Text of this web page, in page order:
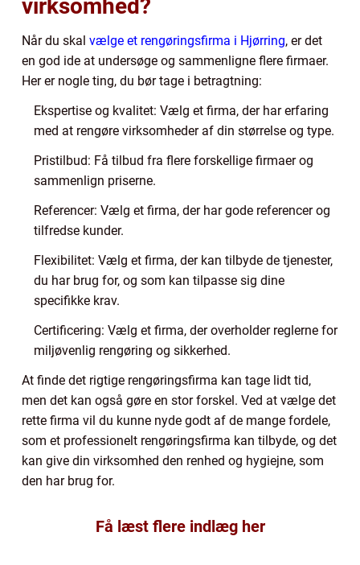
virksomhed?
Når du skal vælge et rengøringsfirma i Hjørring, er det
en god ide at undersøge og sammenligne flere firmaer.
Her er nogle ting, du bør tage i betragtning:
Ekspertise og kvalitet: Vælg et firma, der har erfaring
med at rengøre virksomheder af din størrelse og type.
Pristilbud: Få tilbud fra flere forskellige firmaer og
sammenlign priserne.
Referencer: Vælg et firma, der har gode referencer og
tilfredse kunder.
Flexibilitet: Vælg et firma, der kan tilbyde de tjenester,
du har brug for, og som kan tilpasse sig dine
specifikke krav.
Certificering: Vælg et firma, der overholder reglerne for
miljøvenlig rengøring og sikkerhed.
At finde det rigtige rengøringsfirma kan tage lidt tid,
men det kan også gøre en stor forskel. Ved at vælge det
rette firma vil du kunne nyde godt af de mange fordele,
som et professionelt rengøringsfirma kan tilbyde, og det
kan give din virksomhed den renhed og hygiejne, som
den har brug for.
Få læst flere indlæg her